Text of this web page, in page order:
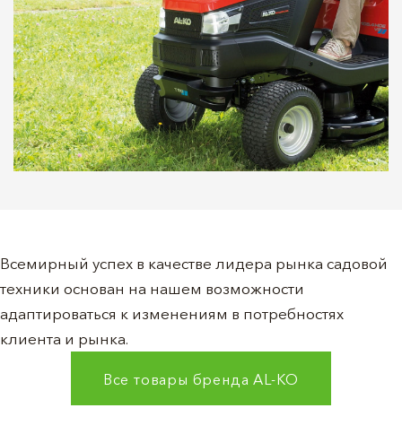
Всемирный успех в качестве лидера рынка садовой
техники основан на нашем возможности
адаптироваться к изменениям в потребностях
клиента и рынка.
Все товары брендаAL-KO